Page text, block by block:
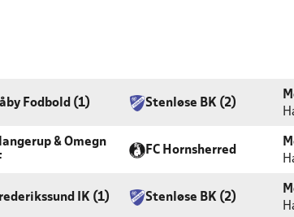
Fodbold (1) Stenløse BK (2)
& Omegn
FC Hornsherred
IK (1) Stenløse BK (2)